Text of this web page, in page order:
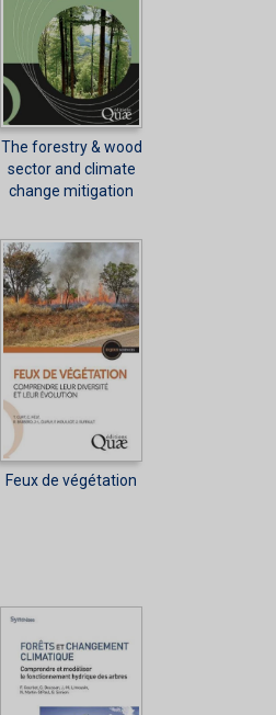
The forestry & wood
sector and climate
change mitigation
Feux de végétation